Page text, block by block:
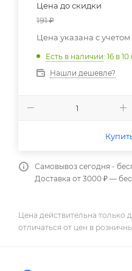
Цена до скидки
191₽
Цена указана с
Есть в наличии: 16 в
Нашли дешевле?
Самовывоз сегодня -
Доставка от 3000 ₽ —
Цена действительна только
отличаться от цен в